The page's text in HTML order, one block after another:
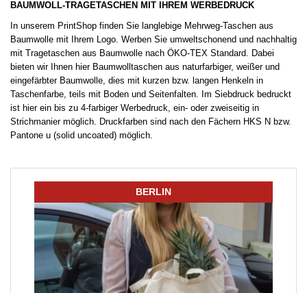
BAUMWOLL-TRAGETASCHEN MIT IHREM WERBEDRUCK
In unserem PrintShop finden Sie langlebige Mehrweg-Taschen aus
Baumwolle mit Ihrem Logo. Werben Sie umweltschonend und nachhaltig
mit Tragetaschen aus Baumwolle nach ÖKO-TEX Standard. Dabei
bieten wir Ihnen hier Baumwolltaschen aus naturfarbiger, weißer und
eingefärbter Baumwolle, dies mit kurzen bzw. langen Henkeln in
Taschenfarbe, teils mit Boden und Seitenfalten. Im Siebdruck bedruckt
ist hier ein bis zu 4-farbiger Werbedruck, ein- oder zweiseitig in
Strichmanier möglich. Druckfarben sind nach den Fächern HKS N bzw.
Pantone u (solid uncoated) möglich.
BERLIN